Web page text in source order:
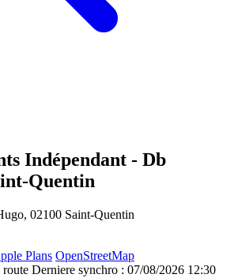
Indépendant - Db
Quentin
02100 Saint-Quentin
Plans OpenStreetMap
route Derniere synchro : 07/08/2026 12:30